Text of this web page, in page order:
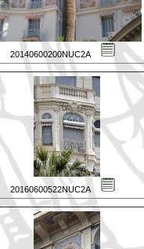
20140600200NUC2A
20160600522NUC2A